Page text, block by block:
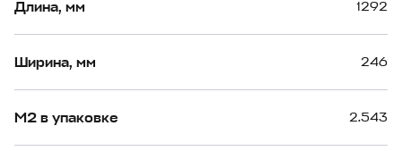
Длина, мм 1292
Ширина, мм 246
М2 в упаковке 2.543